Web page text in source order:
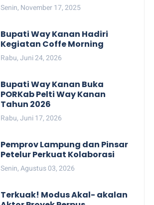
Senin, November 17, 2025
Bupati Way Kanan Hadiri
Kegiatan Coffe Morning
Rabu, Juni 24, 2026
Bupati Way Kanan Buka
PORKab Pelti Way Kanan
Tahun 2026
Rabu, Juni 17, 2026
Pemprov Lampung dan Pinsar
Petelur Perkuat Kolaborasi
Senin, Agustus 03, 2026
Terkuak! Modus Akal- akalan